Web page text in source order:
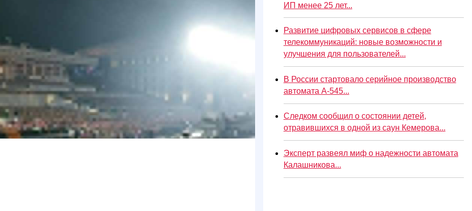
ИП менее 25 лет...
Развитие цифровых сервисов в сфере
телекоммуникаций: новые возможности и
улучшения для пользователей...
В России стартовало серийное производство
автомата А-545...
Следком сообщил о состоянии детей,
отравившихся в одной из саун Кемерова...
Эксперт развеял миф о надежности автомата
Калашникова...